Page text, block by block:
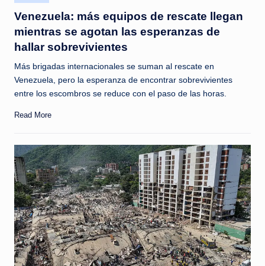
in
Venezuela: más equipos de rescate llegan
mientras se agotan las esperanzas de
hallar sobrevivientes
Más brigadas internacionales se suman al rescate en
Venezuela, pero la esperanza de encontrar sobrevivientes
entre los escombros se reduce con el paso de las horas.
Read More